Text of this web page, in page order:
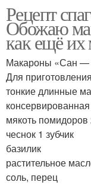
Рецепт
Обожаю
как ещё их
Макароны «Сан —
Для
тонкие длинные
мякоть помидоров
чеснок 1 зубчик
базилик
растительное
соль, перец